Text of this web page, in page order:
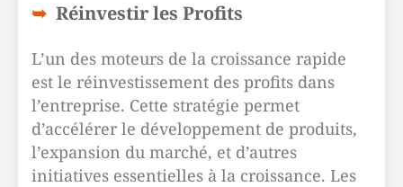
Réinvestir les Profits
L’un des moteurs de la croissance rapide
est le réinvestissement des profits dans
l’entreprise. Cette stratégie permet
d’accélérer le développement de produits,
l’expansion du marché, et d’autres
initiatives essentielles à la croissance. Les